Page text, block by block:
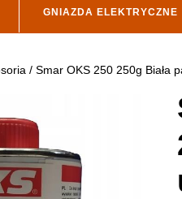
GNIAZDA ELEKTRYCZNE
/ Smar OKS 250 250g Biała